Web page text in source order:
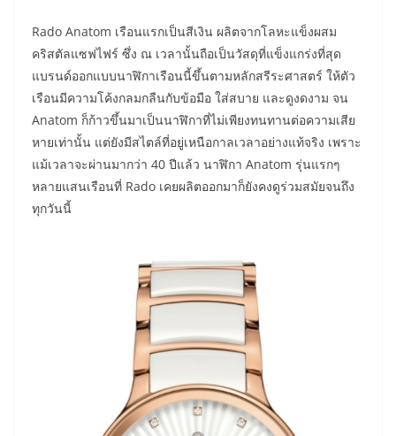
Rado Anatom เรือนแรกเป็นสีเงิน ผลิตจากโลหะแข็งผสม
คริสตัลแซฟไฟร์ ซึ่ง ณ เวลานั้นถือเป็นวัสดุที่แข็งแกร่งที่สุด
แบรนด์ออกแบบนาฬิกาเรือนนี้ขึ้นตามหลักสรีระศาสตร์ ให้ตัว
เรือนมีความโค้งกลมกลืนกับข้อมือ ใส่สบาย และดูงดงาม จน
Anatom ก็ก้าวขึ้นมาเป็นนาฬิกาที่ไม่เพียงทนทานต่อความเสีย
หายเท่านั้น แต่ยังมีสไตล์ที่อยู่เหนือกาลเวลาอย่างแท้จริง เพราะ
แม้เวลาจะผ่านมากว่า 40 ปีแล้ว นาฬิกา Anatom รุ่นแรกๆ
หลายแสนเรือนที่ Rado เคยผลิตออกมาก็ยังคงดูร่วมสมัยจนถึง
ทุกวันนี้